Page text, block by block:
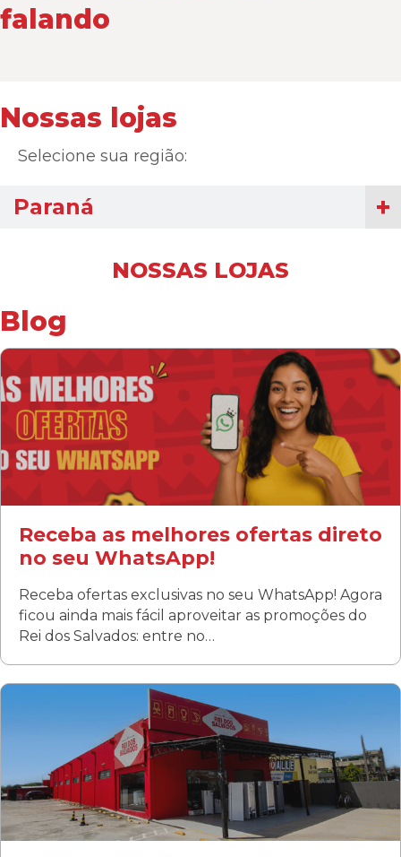
falando
Nossas lojas
Selecione sua região:
Paraná
Fanny
Rua Albino Beatriz, 100 - Fanny, Curitiba –PR
Segunda a sábado: 09h00 às 19h00
Domingo: FECHADA
ÚLTIMOS DIAS DE LIQUIDAÇÃO!
(41) 3411-1754
(41) 99249-4620
NOSSAS LOJAS
Blog
Receba as melhores ofertas direto
no seu WhatsApp!
Receba ofertas exclusivas no seu WhatsApp! Agora
ficou ainda mais fácil aproveitar as promoções do
Rei dos Salvados: entre no…